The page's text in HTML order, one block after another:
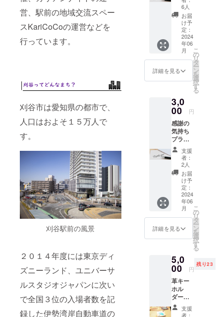
営、駅前の地域交流スペー
スKariCoCoの運営などを
行っています。
刈谷市は愛知県の都市で、
人口はおよそ１５万人で
す。
刈谷駅前の風景
２０１４年度には東京ディ
ズニーランド、ユニバーサ
ルスタジオジャパンに次い
で全国３位の入場者数を記
録した伊勢湾岸自動車道の
ル】 内
容｜ ・
感謝の
メッ
セージ
メール
6人
お届
け予
定：
2024
年06
月
詳細を見る
こ
の
リ
タ
ー
ン
を
選
択
す
る
3,0
00 円
感謝の
気持ち
プラン
【御礼
メール
＋FC刈
谷ホー
ムゲー
ム観戦
チケッ
ト】 内
容｜ ・
感謝の
メッ
セージ
メール
谷ホー
ムゲー
ムの観
戦チ
ケット
支援
者：
2人
お届
け予
定：
2024
年06
月
詳細を見る
こ
の
リ
タ
ー
ン
を
選
択
す
る
5,0
00 円
残り23
革キー
ホル
ダーで
応援プ
ラン
支援
者：